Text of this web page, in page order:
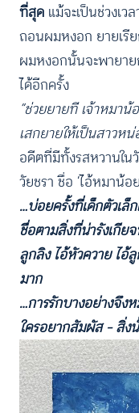
ที่สุด แม้จะเป็นช่วงเ
ถอนผมหงอก ยายเรี
ผมหงอกนั้นจะพายาย
ได้อีกครั้ง
“ช่วยยายที เจ้าหมา
เสกยายให้เป็นสาวห
อดีตที่มีทั้งรสหวานใน
วัยชรา ชื่อ ‘ไอ้หมาน้
…บ่อยครั้งที่เด็กตัวเล็
ชื่อตามสิ่งที่น่ารังเกีย
ลูกลิง ไอ้หัวควาย ไอ้
มาก
…การรักบางอย่างจึง
ใครอยากสัมผัส – สิ่ง